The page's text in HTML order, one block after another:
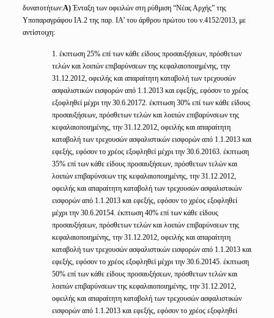
δυνατοτήτων:Α)Ένταξη των οφειλών στη ρύθμιση “Νέας Αρχής” της
Υποπαραγράφου ΙΑ.2 της παρ. ΙΑ’ του άρθρου πρώτου του ν.4152/2013, με
αντίστοιχη:
1. έκπτωση 25% επί των κάθε είδους προσαυξήσεων, πρόσθετων
τελών και λοιπών επιβαρύνσεων της κεφαλαιοποιημένης, την
31.12.2012, οφειλής και απαραίτητη καταβολή των τρεχουσών
ασφαλιστικών εισφορών από 1.1.2013 και εφεξής, εφόσον το χρέος
εξοφληθεί μέχρι την 30.6.20172. έκπτωση 30% επί των κάθε είδους
προσαυξήσεων, πρόσθετων τελών και λοιπών επιβαρύνσεων της
κεφαλαιοποιημένης, την 31.12.2012, οφειλής και απαραίτητη
καταβολή των τρεχουσών ασφαλιστικών εισφορών από 1.1.2013 και
εφεξής, εφόσον το χρέος εξοφληθεί μέχρι την 30.6.20163. έκπτωση
35% επί των κάθε είδους προσαυξήσεων, πρόσθετων τελών και
λοιπών επιβαρύνσεων της κεφαλαιοποιημένης, την 31.12.2012,
οφειλής και απαραίτητη καταβολή των τρεχουσών ασφαλιστικών
εισφορών από 1.1.2013 και εφεξής, εφόσον το χρέος εξοφληθεί
μέχρι την 30.6.20154. έκπτωση 40% επί των κάθε είδους
προσαυξήσεων, πρόσθετων τελών και λοιπών επιβαρύνσεων της
κεφαλαιοποιημένης, την 31.12.2012, οφειλής και απαραίτητη
καταβολή των τρεχουσών ασφαλιστικών εισφορών από 1.1.2013 και
εφεξής, εφόσον το χρέος εξοφληθεί μέχρι την 30.6.20145. έκπτωση
50% επί των κάθε είδους προσαυξήσεων, πρόσθετων τελών και
λοιπών επιβαρύνσεων της κεφαλαιοποιημένης, την 31.12.2012,
οφειλής και απαραίτητη καταβολή των τρεχουσών ασφαλιστικών
εισφορών από 1.1.2013 και εφεξής, εφόσον το χρέος εξοφληθεί